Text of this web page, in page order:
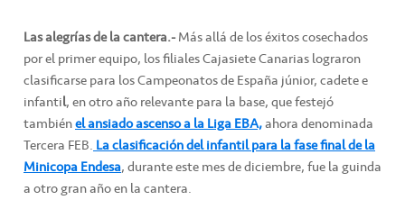
Las alegrías de la cantera.-Más allá de los éxitos cosechados
por el primer equipo, los filiales Cajasiete Canarias lograron
clasificarse para los Campeonatos de España júnior, cadete e
infantil, en otro año relevante para la base, que festejó
tambiénel ansiado ascenso a la Liga EBA,ahora denominada
Tercera FEB. La clasificación del infantil para la fase final de la
Minicopa Endesa, durante este mes de diciembre, fue la guinda
a otro gran año en la cantera.